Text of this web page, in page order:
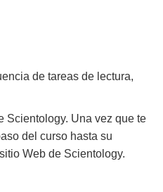
de tareas de lectura,
Scientology. Una vez que te
del curso hasta su
Web de Scientology.